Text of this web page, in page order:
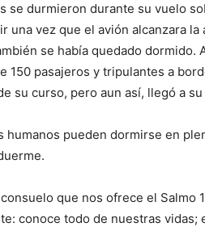
se durmieron durante su vuelo
una vez que el avión alcanzara
se había quedado dormido.
150 pasajeros y tripulantes a
su curso, pero aun así, llegó a
humanos pueden dormirse en
que nos ofrece el Salmo
conoce todo de nuestras